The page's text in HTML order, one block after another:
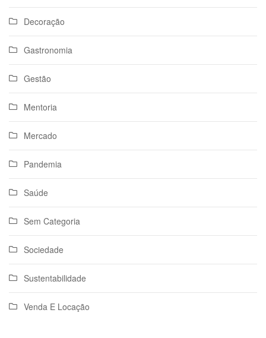
Decoração
Gastronomia
Gestão
Mentoria
Mercado
Pandemia
Saúde
Sem Categoria
Sociedade
Sustentabilidade
Venda E Locação